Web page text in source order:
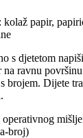
papir,
s djetetom
na ravnu
brojem. Dijete
broj)